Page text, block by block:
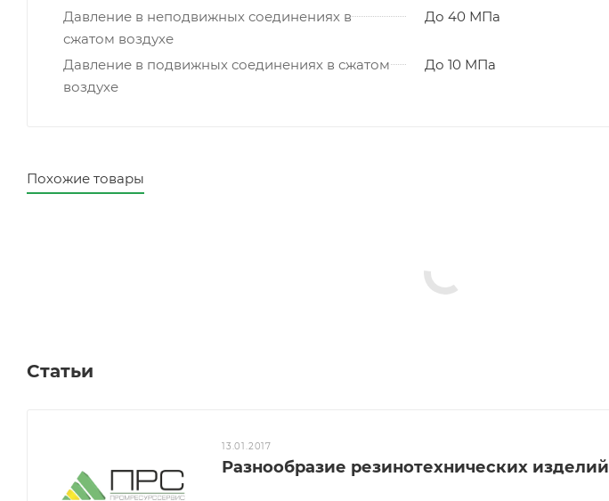
Давление в неподвижных соединениях в
сжатом воздухе
До 40 МПа
Давление в подвижных соединениях в сжатом
воздухе
До 10 МПа
Похожие товары
Статьи
13.01.2017
Разнообразие резинотехнических изделий